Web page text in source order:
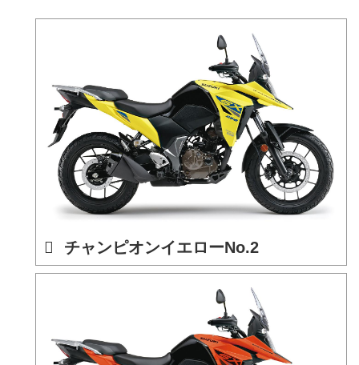
チャンピオンイエローNo.2